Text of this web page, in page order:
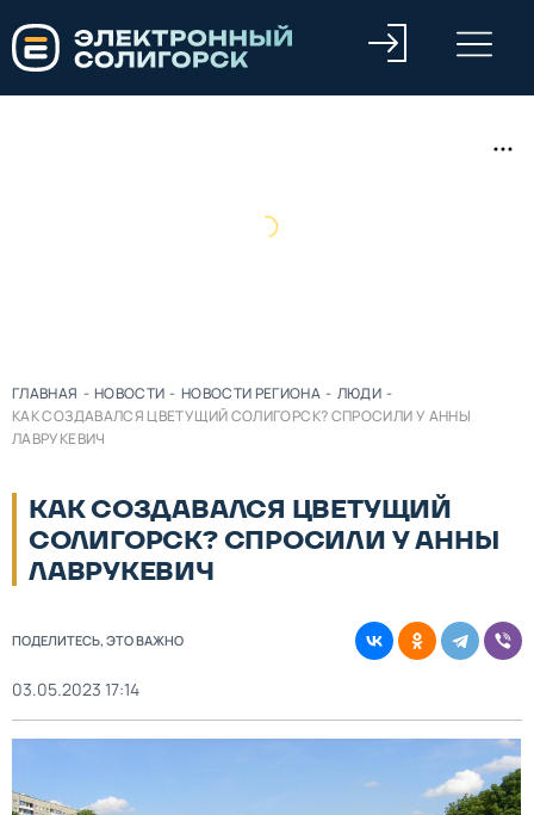
ГЛАВНАЯ - НОВОСТИ - НОВОСТИ РЕГИОНА - ЛЮДИ -
КАК СОЗДАВАЛСЯ ЦВЕТУЩИЙ СОЛИГОРСК? СПРОСИЛИ У АННЫ
ЛАВРУКЕВИЧ
КАК СОЗДАВАЛСЯ ЦВЕТУЩИЙ
СОЛИГОРСК? СПРОСИЛИ У АННЫ
ЛАВРУКЕВИЧ
ПОДЕЛИТЕСЬ, ЭТО ВАЖНО
03.05.2023 17:14